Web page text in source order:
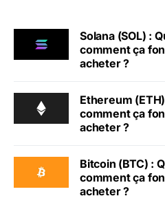
Solana (SOL) :
comment ça
acheter ?
Ethereum
comment ça
acheter ?
Bitcoin (BTC) :
comment ça
acheter ?